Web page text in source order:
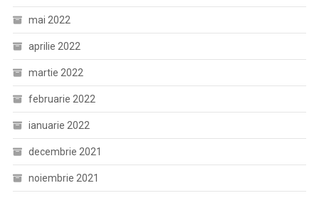
mai 2022
aprilie 2022
martie 2022
februarie 2022
ianuarie 2022
decembrie 2021
noiembrie 2021